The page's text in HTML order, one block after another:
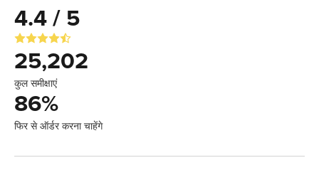
4.4 / 5
25,202
कुल समीक्षाएं
86%
फिर से ऑर्डर करना चाहेंगे